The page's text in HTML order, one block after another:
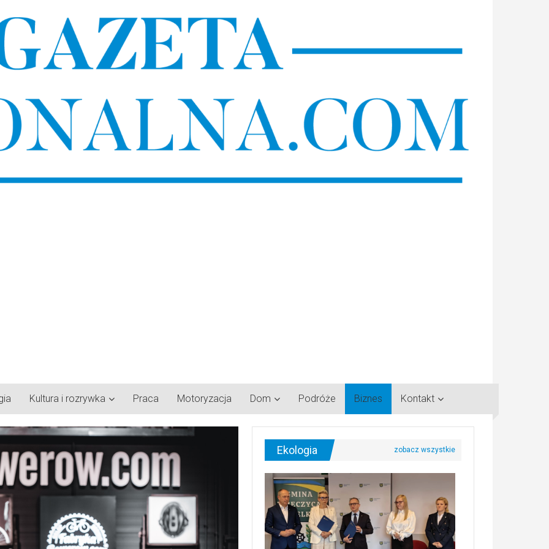
Kultura i rozrywka Praca Motoryzacja Dom Podróże Biznes Kontakt
Ekologia